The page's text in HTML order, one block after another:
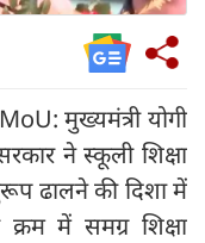
मुख्यमंत्री योगी
ने स्कूली शिक्षा
ढालने की दिशा में
में समग्र शिक्षा